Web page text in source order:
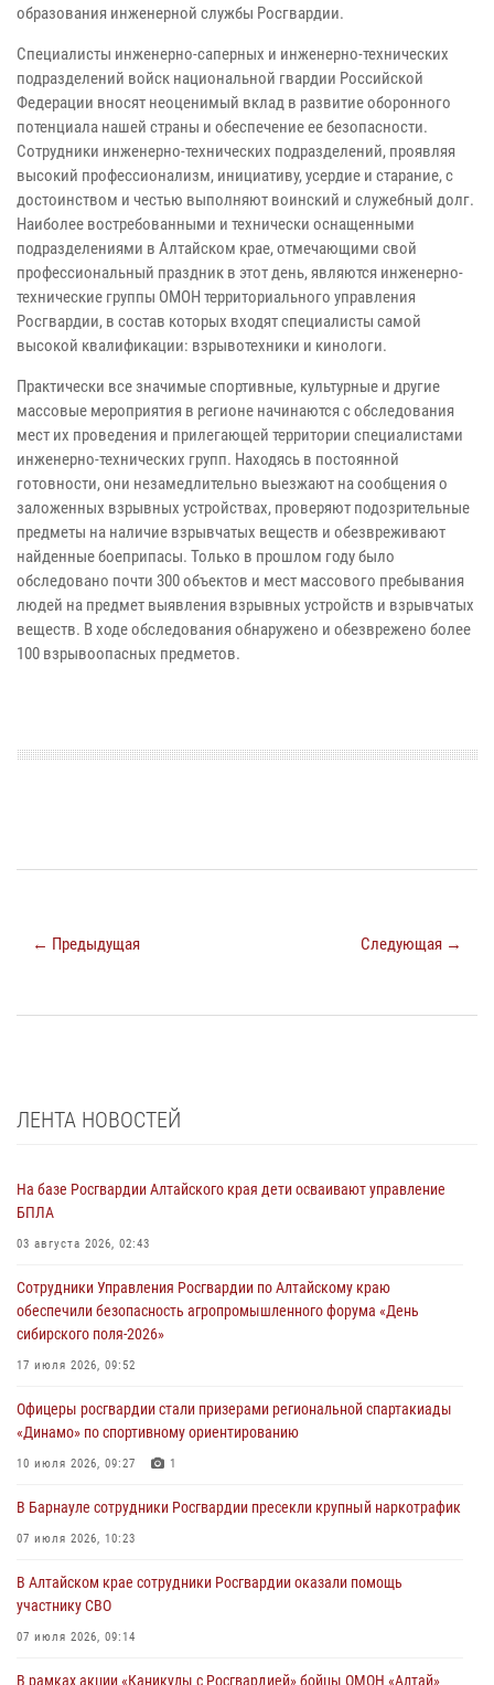
образования инженерной службы Росгвардии.
Специалисты инженерно-саперных и инженерно-технических
подразделений войск национальной гвардии Российской
Федерации вносят неоценимый вклад в развитие оборонного
потенциала нашей страны и обеспечение ее безопасности.
Сотрудники инженерно-технических подразделений, проявляя
высокий профессионализм, инициативу, усердие и старание, с
достоинством и честью выполняют воинский и служебный долг.
Наиболее востребованными и технически оснащенными
подразделениями в Алтайском крае, отмечающими свой
профессиональный праздник в этот день, являются инженерно-
технические группы ОМОН территориального управления
Росгвардии, в состав которых входят специалисты самой
высокой квалификации: взрывотехники и кинологи.
Практически все значимые спортивные, культурные и другие
массовые мероприятия в регионе начинаются с обследования
мест их проведения и прилегающей территории специалистами
инженерно-технических групп. Находясь в постоянной
готовности, они незамедлительно выезжают на сообщения о
заложенных взрывных устройствах, проверяют подозрительные
предметы на наличие взрывчатых веществ и обезвреживают
найденные боеприпасы. Только в прошлом году было
обследовано почти 300 объектов и мест массового пребывания
людей на предмет выявления взрывных устройств и взрывчатых
веществ. В ходе обследования обнаружено и обезврежено более
100 взрывоопасных предметов.
← Предыдущая Следующая →
ЛЕНТА НОВОСТЕЙ
На базе Росгвардии Алтайского края дети осваивают управление
БПЛА
03 августа 2026, 02:43
Сотрудники Управления Росгвардии по Алтайскому краю
обеспечили безопасность агропромышленного форума «День
сибирского поля-2026»
17 июля 2026, 09:52
Офицеры росгвардии стали призерами региональной спартакиады
«Динамо» по спортивному ориентированию
10 июля 2026, 09:27 1
В Барнауле сотрудники Росгвардии пресекли крупный наркотрафик
07 июля 2026, 10:23
В Алтайском крае сотрудники Росгвардии оказали помощь
участнику СВО
07 июля 2026, 09:14
В рамках акции «Каникулы с Росгвардией» бойцы ОМОН «Алтай»